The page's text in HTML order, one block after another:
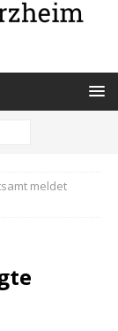
meldet